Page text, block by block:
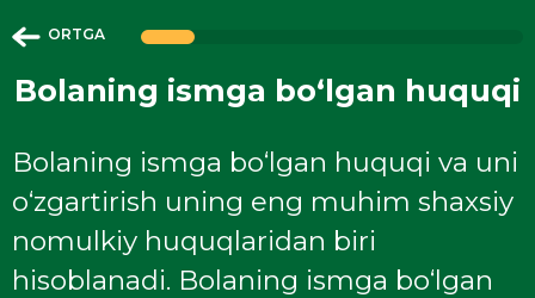
ORTGA
Bolaning ismga bo‘lgan huquqi
Bolaning ismga bo‘lgan huquqi va uni
o‘zgartirish uning eng muhim shaxsiy
nomulkiy huquqlaridan biri
hisoblanadi. Bolaning ismga bo‘lgan